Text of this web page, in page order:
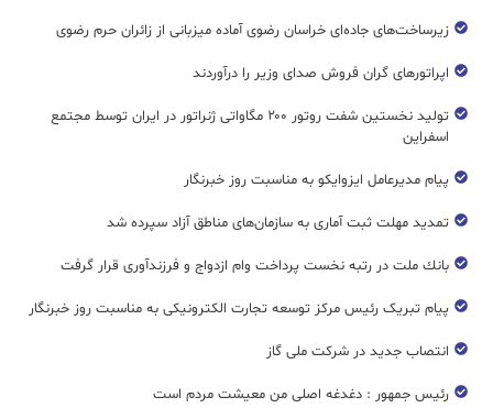
زیرساخت‌های جاده‌ای خراسان رضوی آماده میزبانی از زائران حرم رضوی
اپراتورهای گران فروش صدای وزیر را درآوردند
تولید نخستین شفت روتور ۲۰۰ مگاواتی ژنراتور در ایران توسط مجتمع
اسفراین
پیام مدیرعامل ایزوایکو به مناسبت روز خبرنگار
تمدید مهلت ثبت آماری به سازمان‌های مناطق آزاد سپرده شد
بانك ملت در رتبه نخست پرداخت وام ازدواج و فرزندآوری قرار گرفت
پیام تبریک رئیس مرکز توسعه تجارت الکترونیکی به مناسبت روز خبرنگار
انتصاب جدید در شرکت ملی گاز
رئیس جمهور : دغدغه اصلی من معیشت مردم است